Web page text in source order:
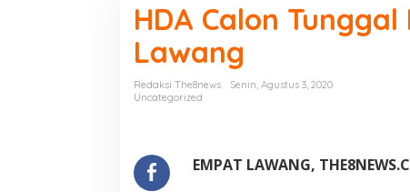
HDA Calon
Lawang
Redaksi The8news
Senin, Agustus 3, 2020
Uncategorized
EMPAT LAWANG,